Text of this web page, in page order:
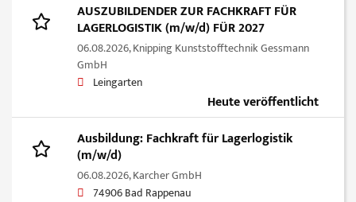
AUSZUBILDENDER ZUR FACHKRAFT FÜR
LAGERLOGISTIK (m/w/d) FÜR 2027
06.08.2026,Knipping Kunststofftechnik Gessmann
GmbH
Leingarten
Heute veröffentlicht
Ausbildung: Fachkraft für Lagerlogistik
(m/w/d)
06.08.2026,Karcher GmbH
74906 Bad Rappenau